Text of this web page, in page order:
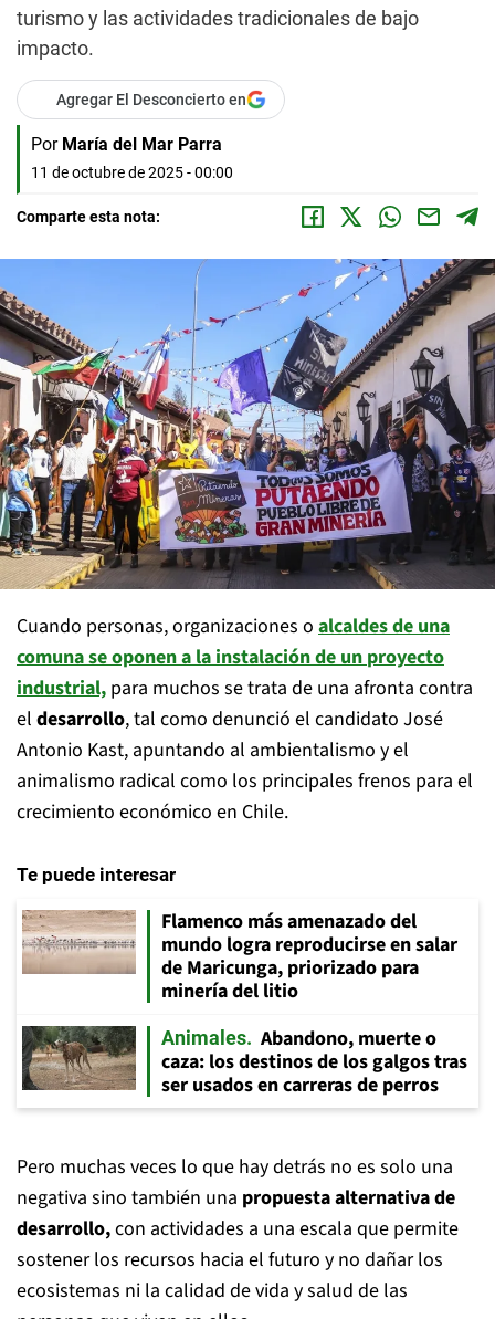
turismo y las actividades tradicionales de bajo
impacto.
Agregar El Desconcierto en
Por María del Mar Parra
11 de octubre de 2025 - 00:00
Comparte esta nota:
Cuando personas, organizaciones o alcaldesde una
comuna se oponen a la instalación de un proyecto
industrial, para muchos se trata de una afronta contra
el desarrollo, tal como denunció el candidato José
Antonio Kast, apuntando al ambientalismo y el
animalismo radical como los principales frenos para el
crecimiento económico en Chile.
Te puede interesar
Flamenco más amenazado del
mundo logra reproducirse en salar
de Maricunga, priorizado para
minería del litio
Animales
Abandono, muerte o
caza: los destinos de los galgos tras
ser usados en carreras de perros
Pero muchas veces lo que hay detrás no es solo una
negativa sino también una propuesta alternativa de
desarrollo,con actividades a una escala que permite
sostener los recursos hacia el futuro y no dañar los
ecosistemas ni la calidad de vida y salud de las